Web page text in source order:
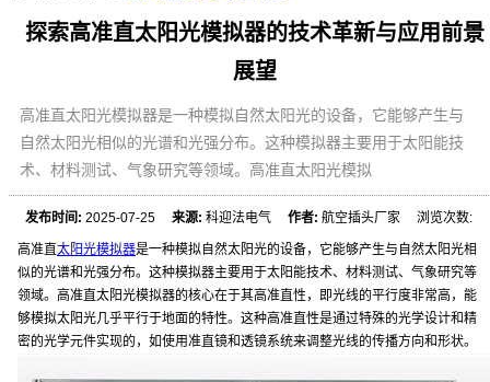
探索高准直太阳光模拟器的技术革新与应用前景
展望
高准直太阳光模拟器是一种模拟自然太阳光的设备，它能够产生与
自然太阳光相似的光谱和光强分布。这种模拟器主要用于太阳能技
术、材料测试、气象研究等领域。高准直太阳光模拟
发布时间: 2025-07-25来源: 科迎法电气作者: 航空插头厂家 浏览次数:
高准直太阳光模拟器是一种模拟自然太阳光的设备，它能够产生与自然太阳光相
似的光谱和光强分布。这种模拟器主要用于太阳能技术、材料测试、气象研究等
领域。高准直太阳光模拟器的核心在于其高准直性，即光线的平行度非常高，能
够模拟太阳光几乎平行于地面的特性。这种高准直性是通过特殊的光学设计和精
密的光学元件实现的，如使用准直镜和透镜系统来调整光线的传播方向和形状。